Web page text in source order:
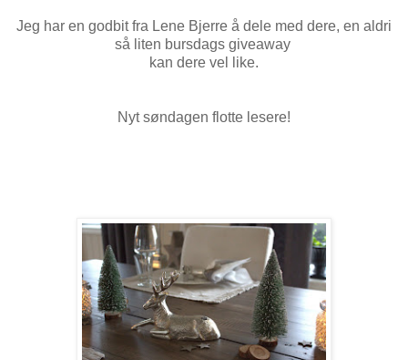
Jeg har en godbit fra Lene Bjerre å dele med dere, en aldri
så liten bursdags giveaway
kan dere vel like.
Nyt søndagen flotte lesere!